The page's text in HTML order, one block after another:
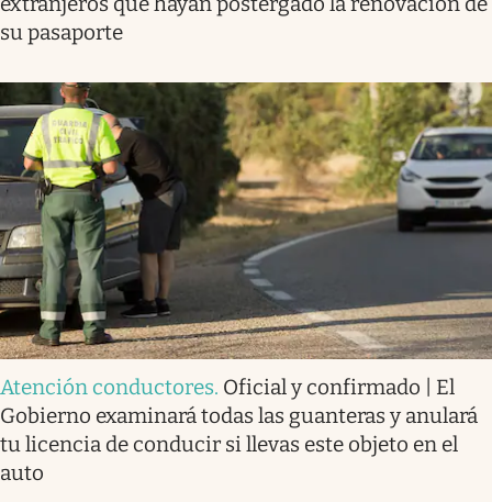
su pasaporte
Atención conductores. Oficial y confirmado | El
Gobierno examinará todas las guanteras y anulará
tu licencia de conducir si llevas este objeto en el
auto